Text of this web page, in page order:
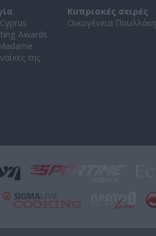
Awards
της
Κυπριακές σειρές
Οικογένεια Πουλλάκη